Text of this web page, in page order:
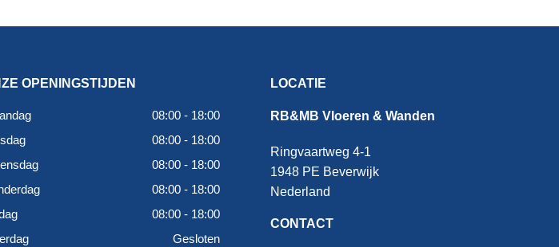
OPENINGSTIJDEN
08:00 - 18:00
08:00 - 18:00
08:00 - 18:00
08:00 - 18:00
08:00 - 18:00
Gesloten
LOCATIE
RB&MB Vloeren & Wanden
Ringvaartweg 4-1
1948 PE Beverwijk
Nederland
CONTACT